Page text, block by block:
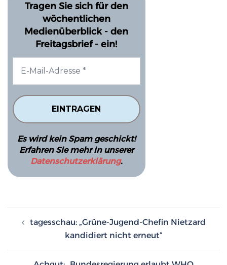
Tragen Sie sich für den
wöchentlichen
Medienüberblick - den
Freitagsbrief - ein!
Es wird kein Spam geschickt!
Erfahren Sie mehr in unserer
Datenschutzerklärung.
tagesschau: „Grüne-Jugend-Chefin Nietzard
kandidiert nicht erneut“